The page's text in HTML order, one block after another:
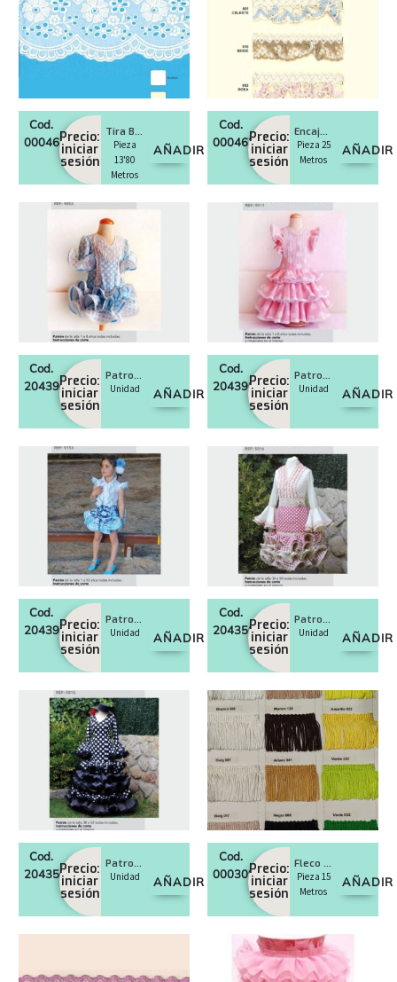
Cod.
0004629Precio:
iniciar
sesión
Tira Bordada Entredos 78 mm
Pieza
13'80
Metros
AÑADIR
Cod.
0004630Precio:
iniciar
sesión
Encaje bolillo fruncido 21 mm
Pieza 25
Metros
AÑADIR
Cod.
20439053Precio:
iniciar
sesión
Patron de vestido flamenco corto de niña
Unidad AÑADIR
Cod.
20439011Precio:
iniciar
sesión
Patron de vestido flamenco largo de niña
Unidad AÑADIR
Cod.
20439153Precio:
iniciar
sesión
Patron de conjunto flamenco de niña
Unidad AÑADIR
Cod.
20435016Precio:
iniciar
sesión
Patron de conjunto flamenco corto de mujer
Unidad AÑADIR
Cod.
20435015Precio:
iniciar
sesión
Patron de vestido flamenco largo de mujer
Unidad AÑADIR
Cod.
0003097Precio:
iniciar
sesión
Fleco Rayon cuquillo
Pieza 15
Metros
AÑADIR